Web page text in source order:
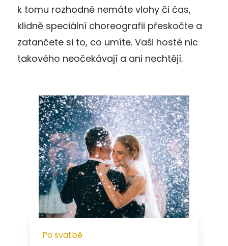
k tomu rozhodně nemáte vlohy či čas,
klidně speciální choreografii přeskočte a
zatančete si to, co umíte. Vaši hosté nic
takového neočekávají a ani nechtějí.